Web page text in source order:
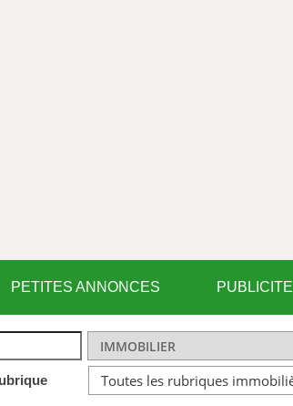
PETITES ANNONCES PUBLICITE